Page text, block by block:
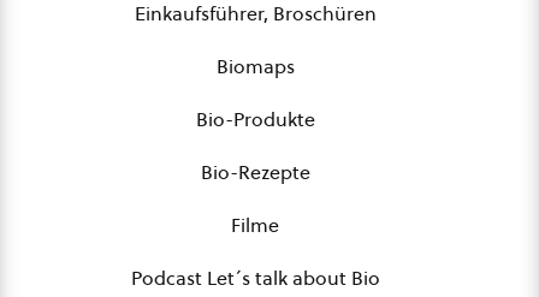
Einkaufsführer, Broschüren
Biomaps
Bio-Produkte
Bio-Rezepte
Filme
Podcast Let´s talk about Bio